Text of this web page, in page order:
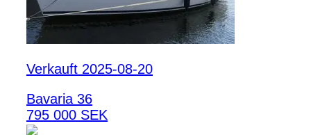
Verkauft 2025-08-20
Bavaria 36
795 000 SEK